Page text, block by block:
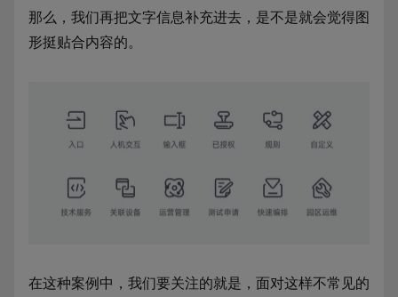
那么，我们再把文字信息补充进去，是不是就会觉得图
形挺贴合内容的。
在这种案例中，我们要关注的就是，面对这样不常见的